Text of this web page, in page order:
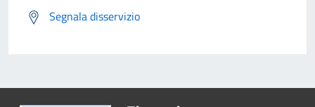
Segnala disservizio